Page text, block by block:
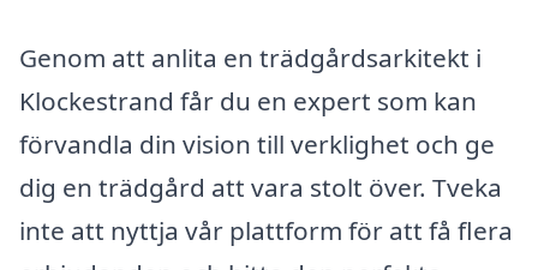
Genom att anlita en trädgårdsarkitekt i
Klockestrand får du en expert som kan
förvandla din vision till verklighet och ge
dig en trädgård att vara stolt över. Tveka
inte att nyttja vår plattform för att få flera